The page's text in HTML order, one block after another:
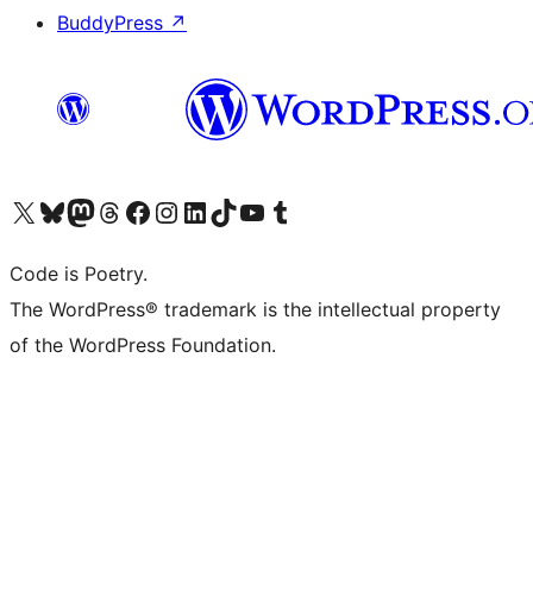
BuddyPress ↗
ຢ້ຽມຊົມບັນຊີ X (ຊື່ເກົ່າ Twitter) ຂອງພວກເຮົາຢ້ຽມຊົມບັນຊີ Bluesky ຂອງພວກເຮົາຢ້ຽມຊົມບັນຊີ Mastodon ຂອງພວກເຮົາຢ້ຽມຊົມບັນຊີ Threads ຂອງພວກເຮົາຢ້ຽມຊົມໜ້າ Facebook ຂອງພວກເຮົາຢ້ຽມຊົມບັນຊີ Instagram ຂອງພວກເຮົາຢ້ຽມຊົມບັນຊີ LinkedIn ຂອງພວກເຮົາຢ້ຽມຊົມບັນຊີ TikTok ຂອງພວກເຮົາຢ້ຽມຊົມຊ່ອງ YouTube ຂອງພວກເຮົາຢ້ຽມຊົມບັນຊີ Tumblr ຂອງພວກເຮົາ
Code is Poetry.
The WordPress® trademark is the intellectual property
of the WordPress Foundation.